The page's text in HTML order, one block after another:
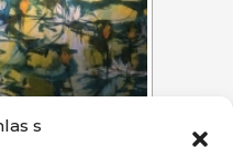
s95.000 Kč